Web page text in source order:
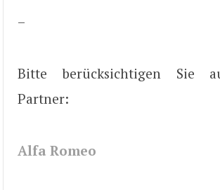
–
Bitte berücksichtigen Sie
Partner:
Alfa Romeo